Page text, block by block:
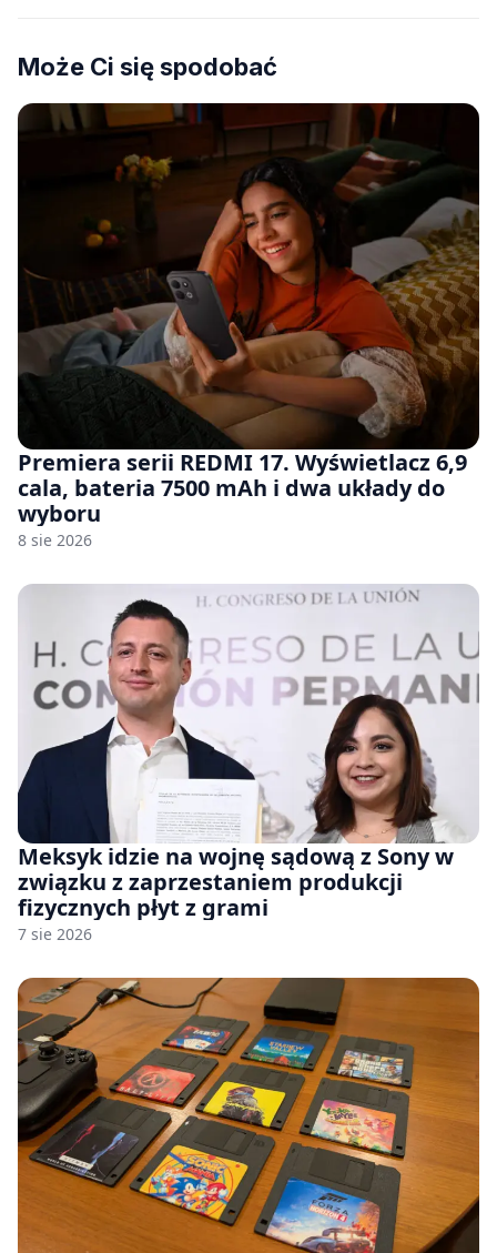
Może Ci się spodobać
Premiera serii REDMI 17. Wyświetlacz 6,9
cala, bateria 7500 mAh i dwa układy do
wyboru
8 sie 2026
Meksyk idzie na wojnę sądową z Sony w
związku z zaprzestaniem produkcji
fizycznych płyt z grami
7 sie 2026